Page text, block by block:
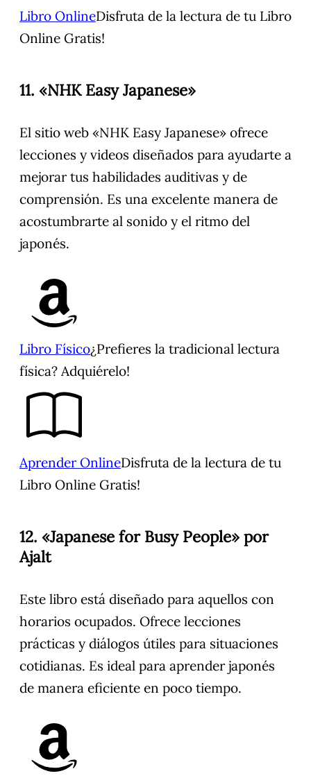
Libro OnlineDisfruta de la lectura de tu Libro
Online Gratis!
11. «NHK Easy Japanese»
El sitio web «NHK Easy Japanese» ofrece
lecciones y videos diseñados para ayudarte a
mejorar tus habilidades auditivas y de
comprensión. Es una excelente manera de
acostumbrarte al sonido y el ritmo del
japonés.
Libro Físico¿Prefieres la tradicional lectura
física? Adquiérelo!
Aprender OnlineDisfruta de la lectura de tu
Libro Online Gratis!
12. «Japanese for Busy People» por
Ajalt
Este libro está diseñado para aquellos con
horarios ocupados. Ofrece lecciones
prácticas y diálogos útiles para situaciones
cotidianas. Es ideal para aprender japonés
de manera eficiente en poco tiempo.